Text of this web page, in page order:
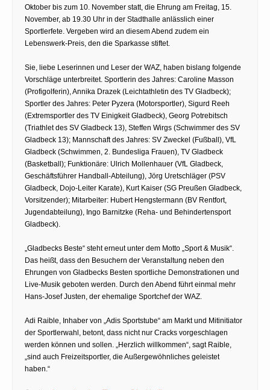
Oktober bis zum 10. November statt, die Ehrung am Freitag, 15.
November, ab 19.30 Uhr in der Stadthalle anlässlich einer
Sportlerfete. Vergeben wird an diesem Abend zudem ein
Lebenswerk-Preis, den die Sparkasse stiftet.
Sie, liebe Leserinnen und Leser der WAZ, haben bislang folgende
Vorschläge unterbreitet. Sportlerin des Jahres: Caroline Masson
(Profigolferin), Annika Drazek (Leichtathletin des TV Gladbeck);
Sportler des Jahres: Peter Pyzera (Motorsportler), Sigurd Reeh
(Extremsportler des TV Einigkeit Gladbeck), Georg Potrebitsch
(Triathlet des SV Gladbeck 13), Steffen Wirgs (Schwimmer des SV
Gladbeck 13); Mannschaft des Jahres: SV Zweckel (Fußball), VfL
Gladbeck (Schwimmen, 2. Bundesliga Frauen), TV Gladbeck
(Basketball); Funktionäre: Ulrich Mollenhauer (VfL Gladbeck,
Geschäftsführer Handball-Abteilung), Jörg Uretschläger (PSV
Gladbeck, Dojo-Leiter Karate), Kurt Kaiser (SG Preußen Gladbeck,
Vorsitzender); Mitarbeiter: Hubert Hengstermann (BV Rentfort,
Jugendabteilung), Ingo Barnitzke (Reha- und Behindertensport
Gladbeck).
„Gladbecks Beste“ steht erneut unter dem Motto „Sport & Musik“.
Das heißt, dass den Besuchern der Veranstaltung neben den
Ehrungen von Gladbecks Besten sportliche Demonstrationen und
Live-Musik geboten werden. Durch den Abend führt einmal mehr
Hans-Josef Justen, der ehemalige Sportchef der WAZ.
Adi Raible, Inhaber von „Adis Sportstube“ am Markt und Mitinitiator
der Sportlerwahl, betont, dass nicht nur Cracks vorgeschlagen
werden können und sollen. „Herzlich willkommen“, sagt Raible,
„sind auch Freizeitsportler, die Außergewöhnliches geleistet
haben.“